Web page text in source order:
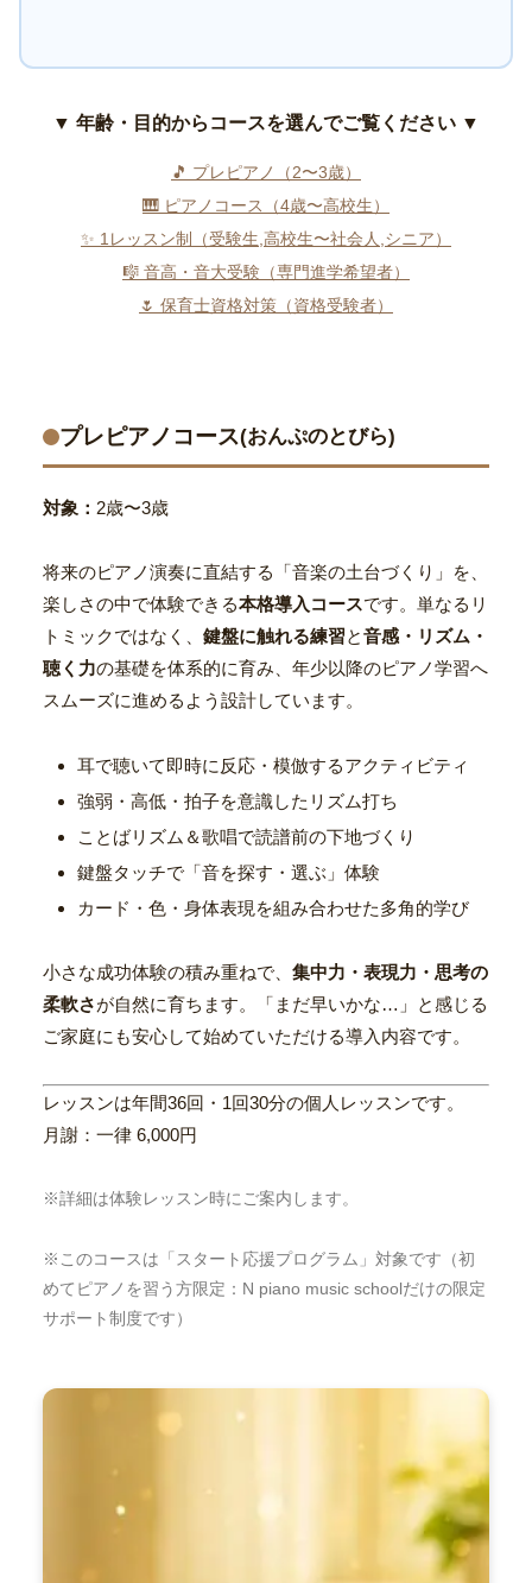
▼ 年齢・目的からコースを選んでご覧ください ▼
🎵 プレピアノ（2〜3歳）
🎹 ピアノコース（4歳〜高校生）
✨ 1レッスン制（受験生,高校生〜社会人,シニア）
🎼 音高・音大受験（専門進学希望者）
🌷 保育士資格対策（資格受験者）
プレピアノコース(おんぷのとびら)
対象： 2歳〜3歳
将来のピアノ演奏に直結する「音楽の土台づくり」を、
楽しさの中で体験できる本格導入コースです。単なるリ
トミックではなく、 鍵盤に触れる練習と音感・リズム・
聴く力の基礎を体系的に育み、年少以降のピアノ学習へ
スムーズに進めるよう設計しています。
耳で聴いて即時に反応・模倣するアクティビティ
強弱・高低・拍子を意識したリズム打ち
ことばリズム＆歌唱で読譜前の下地づくり
鍵盤タッチで「音を探す・選ぶ」体験
カード・色・身体表現を組み合わせた多角的学び
小さな成功体験の積み重ねで、 集中力・表現力・思考の
柔軟さが自然に育ちます。「まだ早いかな…」と感じる
ご家庭にも安心して始めていただける導入内容です。
レッスンは年間36回・1回30分の個人レッスンです。
月謝：一律 6,000円
※詳細は体験レッスン時にご案内します。
※このコースは「スタート応援プログラム」対象です（初
めてピアノを習う方限定：N piano music schoolだけの限定
サポート制度です）